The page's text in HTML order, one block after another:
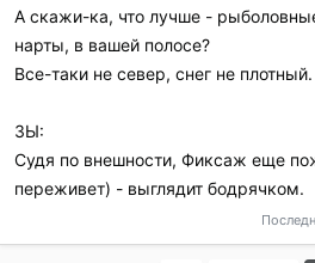
А скажи-ка, что лучше -
нарты, в вашей полосе?
Все-таки не север, снег не плотный.
ЗЫ:
Судя по внешности, Фиксаж еще
переживет) - выглядит бодрячком.